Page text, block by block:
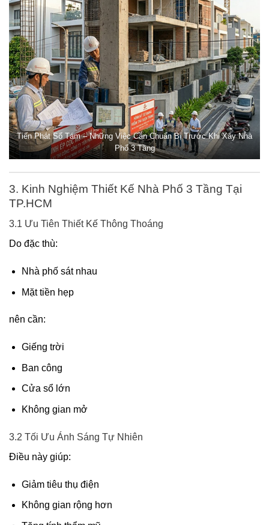
Tiến Phát Số Tám – Những Việc Cần Chuẩn Bị Trước Khi Xây Nhà
Phố 3 Tầng
3. Kinh Nghiệm Thiết Kế Nhà Phố 3 Tầng Tại
TP.HCM
3.1 Ưu Tiên Thiết Kế Thông Thoáng
Do đặc thù:
Nhà phố sát nhau
Mặt tiền hẹp
nên cần:
Giếng trời
Ban công
Cửa sổ lớn
Không gian mở
3.2 Tối Ưu Ánh Sáng Tự Nhiên
Điều này giúp:
Giảm tiêu thụ điện
Không gian rộng hơn